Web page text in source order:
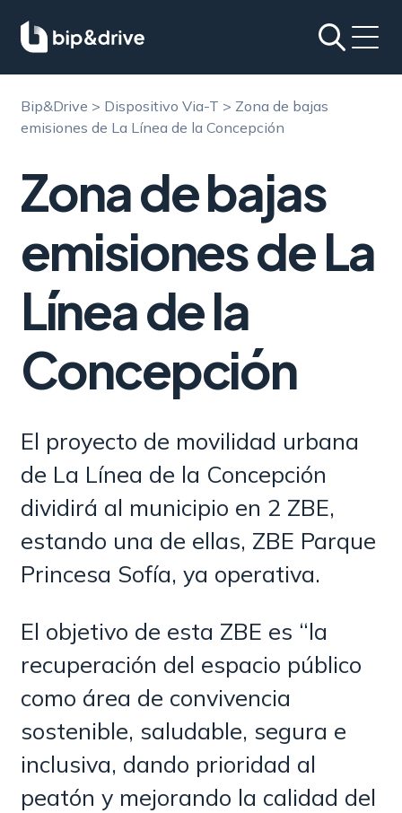
Bip&Drive > Dispositivo Via-T > Zona de bajas
emisiones de La Línea de la Concepción
Zona de bajas
emisiones de La
Línea de la
Concepción
El proyecto de movilidad urbana
de La Línea de la Concepción
dividirá al municipio en 2 ZBE,
estando una de ellas, ZBE Parque
Princesa Sofía, ya operativa.
El objetivo de esta ZBE es “la
recuperación del espacio público
como área de convivencia
sostenible, saludable, segura e
inclusiva, dando prioridad al
peatón y mejorando la calidad del